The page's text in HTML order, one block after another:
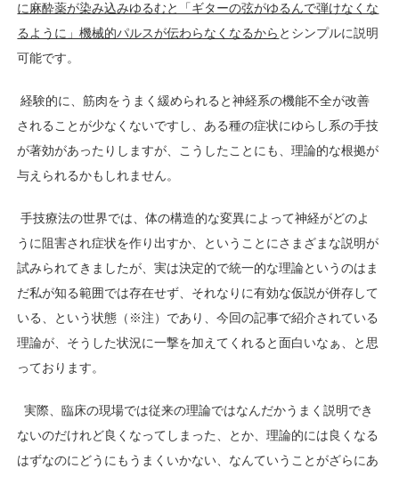
に麻酔薬が染み込みゆるむと「ギターの弦がゆるんで弾けなくな
るように」機械的パルスが伝わらなくなるから とシンプルに説明
可能です。
経験的に、筋肉をうまく緩められると神経系の機能不全が改善
されることが少なくないですし、ある種の症状にゆらし系の手技
が著効があったりしますが、こうしたことにも、理論的な根拠が
与えられるかもしれません。
手技療法の世界では、体の構造的な変異によって神経がどのよ
うに阻害され症状を作り出すか、ということにさまざまな説明が
試みられてきましたが、実は決定的で統一的な理論というのはま
だ私が知る範囲では存在せず、それなりに有効な仮説が併存して
いる、という状態（※注）であり、今回の記事で紹介されている
理論が、そうした状況に一撃を加えてくれると面白いなぁ、と思
っております。
実際、臨床の現場では従来の理論ではなんだかうまく説明でき
ないのだけれど良くなってしまった、とか、理論的には良くなる
はずなのにどうにもうまくいかない、なんていうことがざらにあ